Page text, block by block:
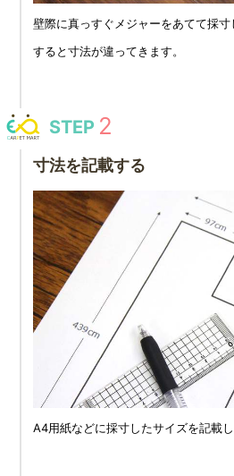
壁際に真っすぐメジャーをあてて採
すると寸法が違ってきます。
STEP
寸法を記載する
A4用紙などに採寸したサイズを記載し